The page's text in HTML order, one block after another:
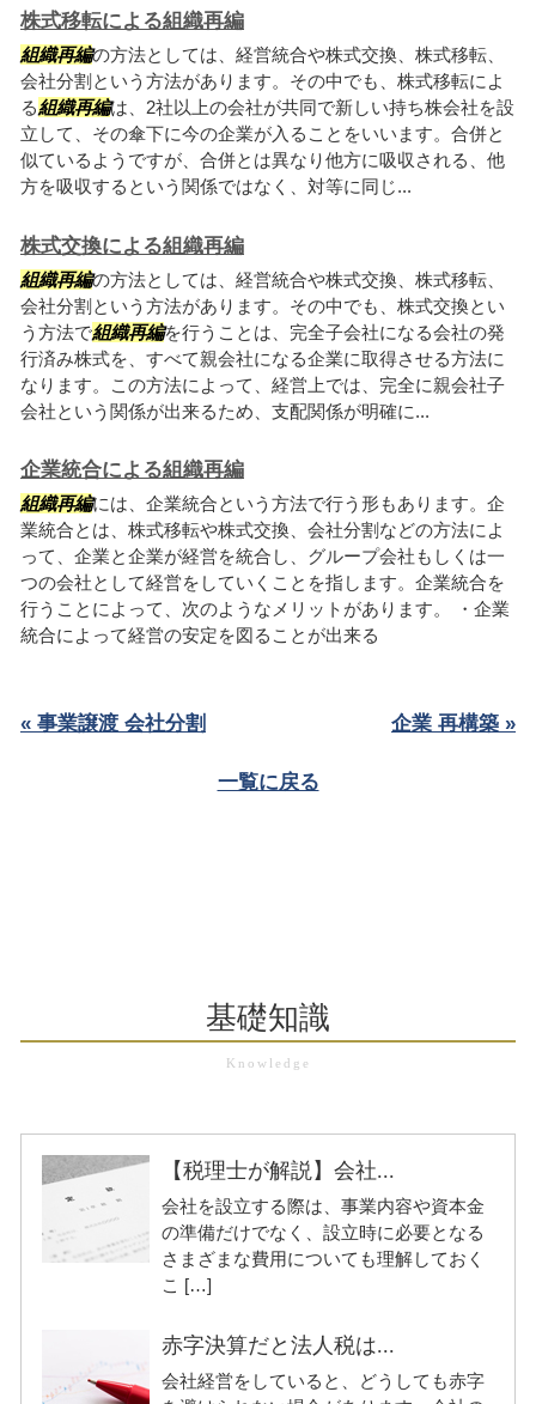
株式移転による組織再編
組織再編の方法としては、経営統合や株式交換、株式移転、
会社分割という方法があります。その中でも、株式移転によ
る組織再編は、2社以上の会社が共同で新しい持ち株会社を設
立して、その傘下に今の企業が入ることをいいます。合併と
似ているようですが、合併とは異なり他方に吸収される、他
方を吸収するという関係ではなく、対等に同じ...
株式交換による組織再編
組織再編の方法としては、経営統合や株式交換、株式移転、
会社分割という方法があります。その中でも、株式交換とい
う方法で組織再編を行うことは、完全子会社になる会社の発
行済み株式を、すべて親会社になる企業に取得させる方法に
なります。この方法によって、経営上では、完全に親会社子
会社という関係が出来るため、支配関係が明確に...
企業統合による組織再編
組織再編には、企業統合という方法で行う形もあります。企
業統合とは、株式移転や株式交換、会社分割などの方法によ
って、企業と企業が経営を統合し、グループ会社もしくは一
つの会社として経営をしていくことを指します。企業統合を
行うことによって、次のようなメリットがあります。 ・企業
統合によって経営の安定を図ることが出来る
« 事業譲渡 会社分割 企業 再構築 »
一覧に戻る
基礎知識
【税理士が解説】会社...
会社を設立する際は、事業内容や資本金
の準備だけでなく、設立時に必要となる
さまざまな費用についても理解しておく
こ […]
赤字決算だと法人税は...
会社経営をしていると、どうしても赤字